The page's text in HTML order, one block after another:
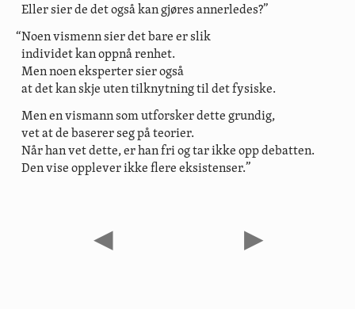
Eller sier de det også kan gjøres annerledes?”
“Noen vismenn sier det bare er slik
individet kan oppnå renhet.
Men noen eksperter sier også
at det kan skje uten tilknytning til det fysiske.
Men en vismann som utforsker dette grundig,
vet at de baserer seg på teorier.
Når han vet dette, er han fri og tar ikke opp debatten.
Den vise opplever ikke flere eksistenser.”
◀ ▶